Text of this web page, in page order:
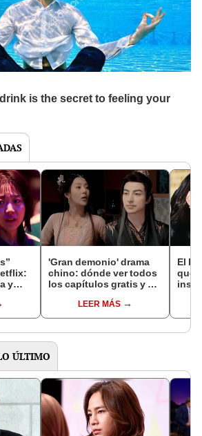
y
'Gran demonio' drama
chino: dónde ver todos
los capítulos gratis y en
LEER MÁS
El k-
que
ÚLTIMO